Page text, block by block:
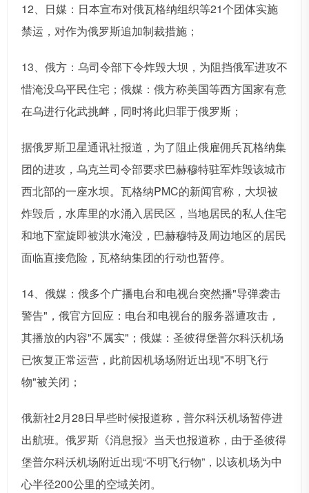
12、日媒：日本宣布对俄瓦格纳组织等21个团体实施
禁运，对作为俄罗斯追加制裁措施；
13、俄方：乌司令部下令炸毁大坝，为阻挡俄军进攻不
惜淹没乌平民住宅；俄媒：俄方称美国等西方国家有意
在乌进行化武挑衅，同时将此归罪于俄罗斯；
据俄罗斯卫星通讯社报道，为了阻止俄雇佣兵瓦格纳集
团的进攻，乌克兰司令部要求巴赫穆特驻军炸毁该城市
西北部的一座水坝。瓦格纳PMC的新闻官称，大坝被
炸毁后，水库里的水涌入居民区，当地居民的私人住宅
和地下室旋即被洪水淹没，巴赫穆特及周边地区的居民
面临直接危险，瓦格纳集团的行动也暂停。
14、俄媒：俄多个广播电台和电视台突然播"导弹袭击
警告"，俄官方回应：电台和电视台的服务器遭攻击，
其播放的内容"不属实"；俄媒：圣彼得堡普尔科沃机场
已恢复正常运营，此前因机场场附近出现"不明飞行
物"被关闭；
俄新社2月28日早些时候报道称，普尔科沃机场暂停进
出航班。俄罗斯《消息报》当天也报道称，由于圣彼得
堡普尔科沃机场附近出现“不明飞行物”，以该机场为中
心半径200公里的空域关闭。